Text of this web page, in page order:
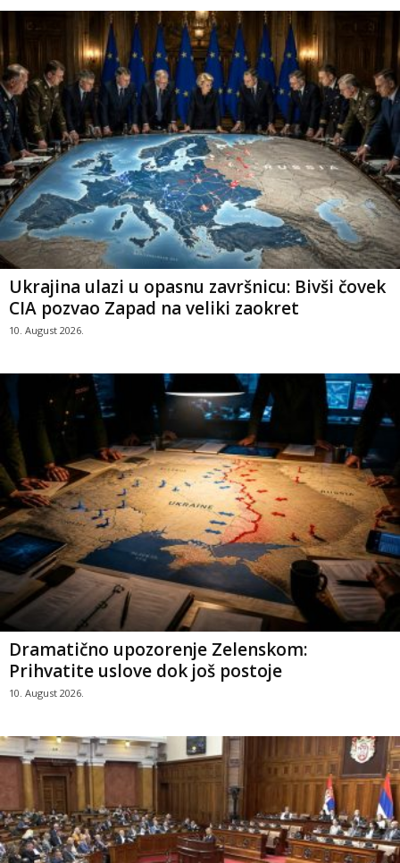
Ukrajina ulazi u opasnu završnicu: Bivši čovek
CIA pozvao Zapad na veliki zaokret
10. August 2026.
Dramatično upozorenje Zelenskom:
Prihvatite uslove dok još postoje
10. August 2026.